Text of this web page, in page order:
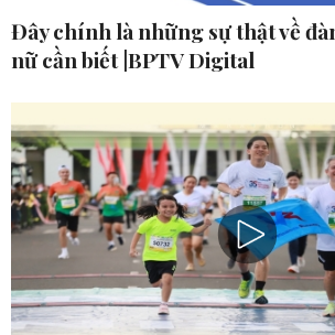
Đây chính là những sự thật về
nữ cần biết |BPTV Digital